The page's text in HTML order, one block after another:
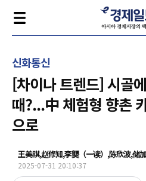
신화통신
[차이나 트렌드] 시골
때?...中 체험형 향촌
으로
王美祺,赵修知,李龑（一读）,陈欣波,储
2025-07-31 20:10:37